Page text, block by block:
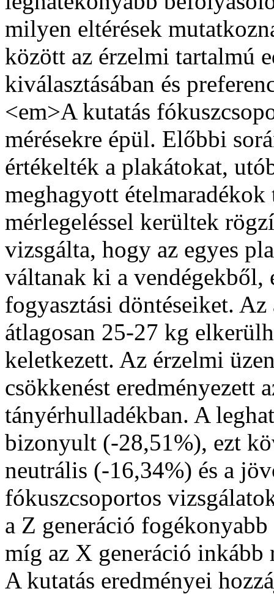
milyen eltérések
között az érzelmi tartalmú
kiválasztásában és
<em>A kutatás
mérésekre épül. Előbbi
értékelték a plakátokat,
meghagyott
mérlegeléssel kerültek
vizsgálta, hogy az egyes
váltanak ki a vendégekből,
fogyasztási döntéseiket.
átlagosan 25-27 kg
keletkezett. Az érzelmi
csökkenést eredményezett
tányérhulladékban. A
bizonyult (-28,51%), ezt
neutrális (-16,34%) és a
fókuszcsoportos
a Z generáció
míg az X generáció inkább
A kutatás eredményei